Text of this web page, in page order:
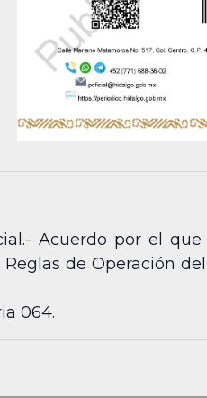
Acuerdo por el
de Operación
064.